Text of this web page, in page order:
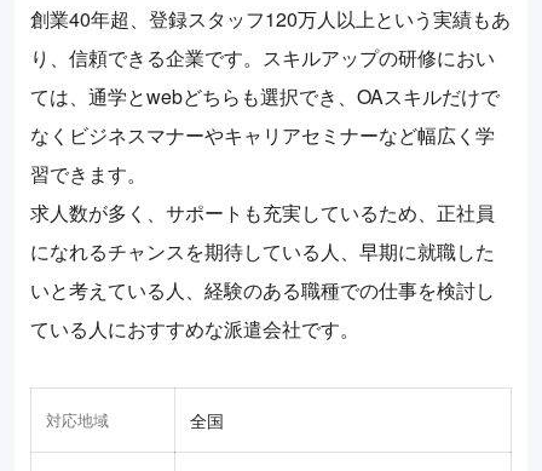
創業40年超、登録スタッフ120万人以上という実績もあ
り、信頼できる企業です。スキルアップの研修におい
ては、通学とwebどちらも選択でき、OAスキルだけで
なくビジネスマナーやキャリアセミナーなど幅広く学
習できます。
求人数が多く、サポートも充実しているため、正社員
になれるチャンスを期待している人、早期に就職した
いと考えている人、経験のある職種での仕事を検討し
ている人におすすめな派遣会社です。
対応地域 全国